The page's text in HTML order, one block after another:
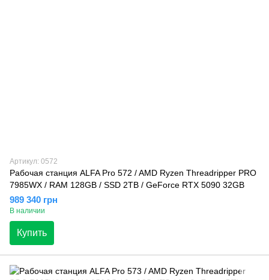
Артикул: 0572
Рабочая станция ALFA Pro 572 / AMD Ryzen Threadripper PRO
7985WX / RAM 128GB / SSD 2TB / GeForce RTX 5090 32GB
989 340 грн
В наличии
Купить